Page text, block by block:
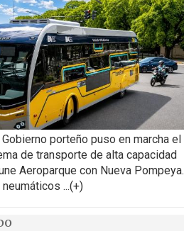
Gobierno porteño puso en marcha el
de transporte de alta capacidad
Aeroparque con Nueva Pompeya.
...(+)